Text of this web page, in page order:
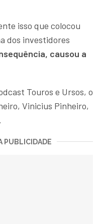
isso que colocou
dos investidores
causou a
Touros e Ursos, o
Vinicius Pinheiro,
PUBLICIDADE